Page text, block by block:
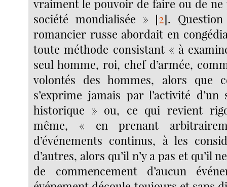
vraiment le pouvoir de faire ou de ne
société mondialisée » [2].
romancier russe abordait en
toute méthode consistant « à
seul homme, roi, chef d’armée,
volontés des hommes, alors que
s’exprime jamais par l’activité d’un
historique » ou, ce qui revient
même, « en prenant
d’événements continus, à les
d’autres, alors qu’il n’y a pas et qu’il
de commencement d’aucun